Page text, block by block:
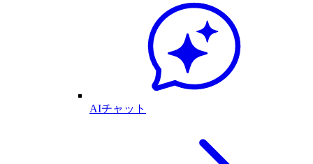
AIチャット